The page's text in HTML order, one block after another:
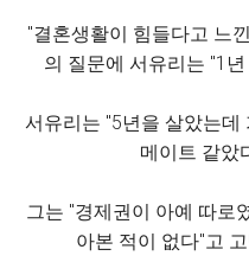
"결혼생활이 힘들다고 느
의 질문에 서유리는 "1
서유리는 "5년을 살았는데
메이트 같았
그는 "경제권이 아예 따로
아본 적이 없다"고